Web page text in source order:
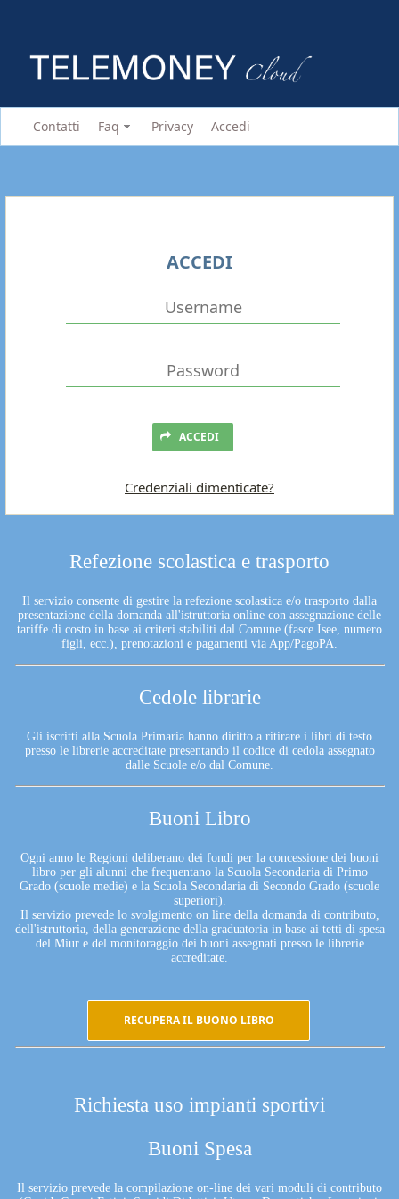
Contatti Faq Privacy Accedi
Refezione scolastica e trasporto
Il servizio consente di gestire la refezione scolastica e/o trasporto dalla
presentazione della domanda all'istruttoria online con assegnazione delle
tariffe di costo in base ai criteri stabiliti dal Comune (fasce Isee, numero
figli, ecc.), prenotazioni e pagamenti via App/PagoPA.
Cedole librarie
Gli iscritti alla Scuola Primaria hanno diritto a ritirare i libri di testo
presso le librerie accreditate presentando il codice di cedola assegnato
dalle Scuole e/o dal Comune.
Buoni Libro
Ogni anno le Regioni deliberano dei fondi per la concessione dei buoni
libro per gli alunni che frequentano la Scuola Secondaria di Primo
Grado (scuole medie) e la Scuola Secondaria di Secondo Grado (scuole
superiori).
Il servizio prevede lo svolgimento on line della domanda di contributo,
dell'istruttoria, della generazione della graduatoria in base ai tetti di spesa
del Miur e del monitoraggio dei buoni assegnati presso le librerie
accreditate.
RECUPERA IL BUONO LIBRO
Richiesta uso impianti sportivi
Buoni Spesa
Il servizio prevede la compilazione on-line dei vari moduli di contributo
ACCEDI
ACCEDI
Credenziali dimenticate?